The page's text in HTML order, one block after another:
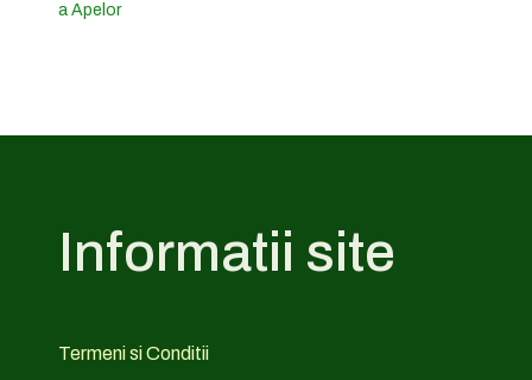
a Apelor
Informatii site
Termeni si Conditii